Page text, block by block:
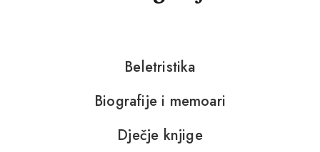
Beletristika
Biografije i memoari
Dječje knjige